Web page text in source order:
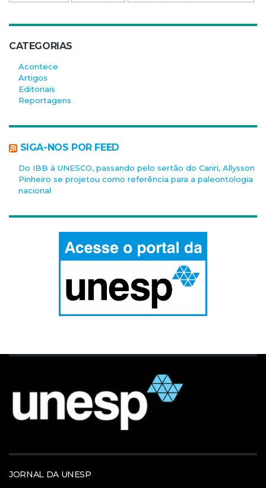
CATEGORIAS
Acontece
Artigos
Editoriais
Reportagens
SIGA-NOS POR FEED
Do IBB à UNESCO, passando pelo sertão do Cariri, Allysson
Pinheiro se projetou como referência para a paleontologia
nacional
JORNAL DA UNESP